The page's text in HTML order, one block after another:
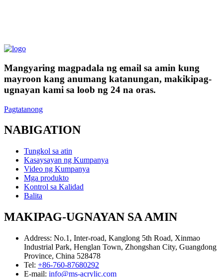
Mangyaring magpadala ng email sa amin kung
mayroon kang anumang katanungan, makikipag-
ugnayan kami sa loob ng 24 na oras.
Pagtatanong
NABIGATION
Tungkol sa atin
Kasaysayan ng Kumpanya
Video ng Kumpanya
Mga produkto
Kontrol sa Kalidad
Balita
MAKIPAG-UGNAYAN SA AMIN
Address: No.1, Inter-road, Kanglong 5th Road, Xinmao
Industrial Park, Henglan Town, Zhongshan City, Guangdong
Province, China 528478
Tel: +86-760-87680292
E-mail: info@ms-acrylic.com